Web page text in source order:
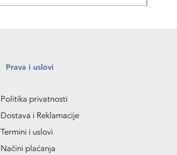
Prava i uslovi
Politika privatnosti
Dostava i Reklamacije
Termini i uslovi
Načini plaćanja